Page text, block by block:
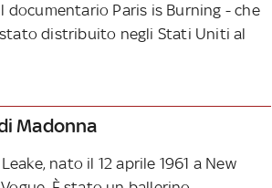
documentario Paris is Burning - che
distribuito negli Stati Uniti al
Madonna
nato il 12 aprile 1961 a New